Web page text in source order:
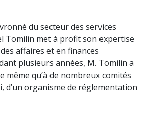
du secteur des services
Tomilin met à profit son expertise
affaires et en finances
plusieurs années, M. Tomilin a
même qu’à de nombreux comités
d’un organisme de réglementation